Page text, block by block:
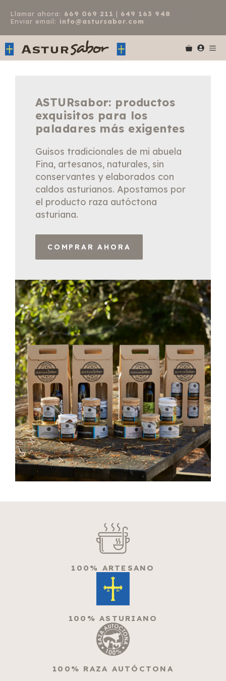
Llamar ahora: 669 069 211 | 649 163 948
Enviar email: info@astursabor.com
ASTURsabor: productos
exquisitos para los
paladares más exigentes
Guisos tradicionales de mi abuela
Fina, artesanos, naturales, sin
conservantes y elaborados con
caldos asturianos. Apostamos por
el producto raza autóctona
asturiana.
COMPRAR AHORA
100% ARTESANO
100% ASTURIANO
100% RAZA AUTÓCTONA